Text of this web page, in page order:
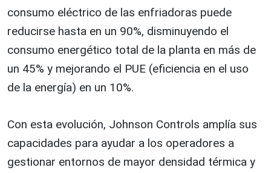
consumo eléctrico de las enfriadoras puede
reducirse hasta en un 90%, disminuyendo el
consumo energético total de la planta en más de
un 45% y mejorando el PUE (eficiencia en el uso
de la energía) en un 10%.
Con esta evolución, Johnson Controls amplía sus
capacidades para ayudar a los operadores a
gestionar entornos de mayor densidad térmica y